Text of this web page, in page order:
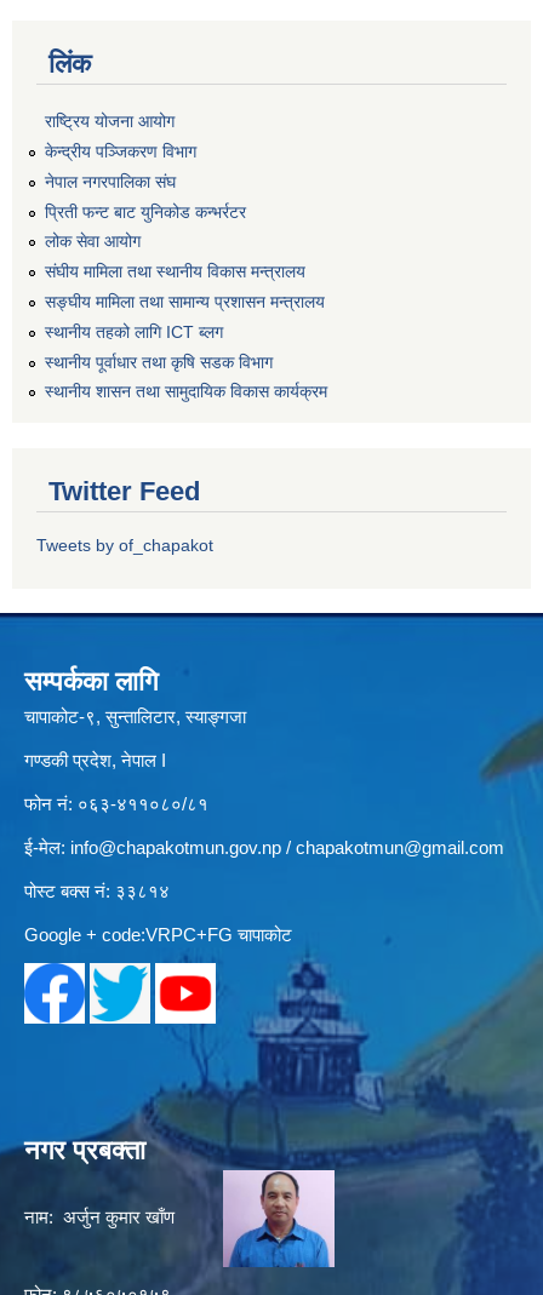
लिंक
राष्ट्रिय योजना आयोग
केन्द्रीय पञ्जिकरण विभाग
नेपाल नगरपालिका संघ
प्रिती फन्ट बाट युनिकोड कन्भर्रटर
लोक सेवा आयोग
संघीय मामिला तथा स्थानीय विकास मन्त्रालय
सङ्घीय मामिला तथा सामान्य प्रशासन मन्त्रालय
स्थानीय तहको लागि ICT ब्लग
स्थानीय पूर्वाधार तथा कृषि सडक विभाग
स्थानीय शासन तथा सामुदायिक विकास कार्यक्रम
Twitter Feed
Tweets by of_chapakot
सम्पर्कका लागि
चापाकोट-९, सुन्तालिटार, स्याङ्गजा
गण्डकी प्रदेश, नेपाल I
फोन नं: ०६३-४११०८०/८१
ई-मेल: info@chapakotmun.gov.np / chapakotmun@gmail.com
पोस्ट बक्स नं: ३३८१४
Google + code:VRPC+FG चापाकोट
नगर प्रबक्ता
नाम: अर्जुन कुमार खाँण